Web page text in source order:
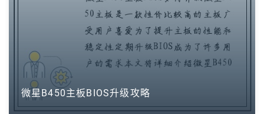
微星B450主板BIOS升级攻略